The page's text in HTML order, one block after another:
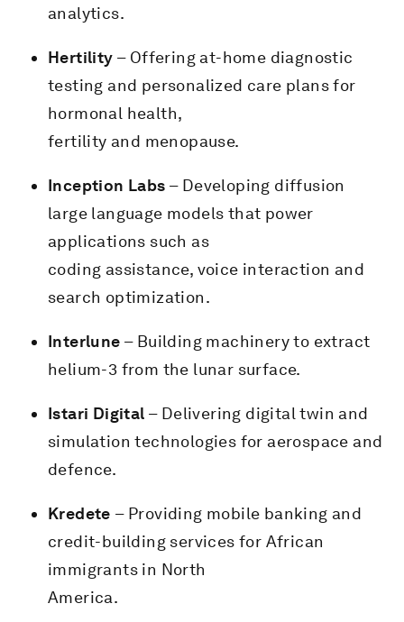
analytics.
Hertility – Offering at-home diagnostic
testing and personalized care plans for
hormonal health,
fertility and menopause.
Inception Labs – Developing diffusion
large language models that power
applications such as
coding assistance, voice interaction and
search optimization.
Interlune – Building machinery to extract
helium-3 from the lunar surface.
Istari Digital – Delivering digital twin and
simulation technologies for aerospace and
defence.
Kredete – Providing mobile banking and
credit-building services for African
immigrants in North
America.